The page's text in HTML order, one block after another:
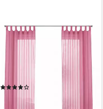
GARDINENBOX
Gardine (2 St), Schlaufen,
Transparent Vorhang Set
61000CN
lieferbar - in 6-8 Werktagen bei dir